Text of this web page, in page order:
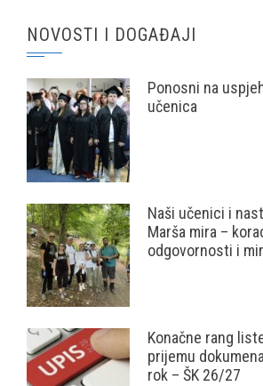
NOVOSTI I DOGAĐAJI
Ponosni na
učenica
Naši učenici i
Marša mira –
odgovornosti i
Konačne rang
prijemu
rok – ŠK 26/27